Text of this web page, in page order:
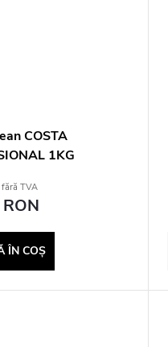
COSTA
1KG
TVA
ÎN COŞ